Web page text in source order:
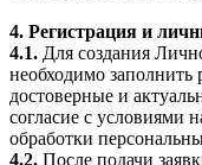
4. Регистрация и
4.1. Для создания
необходимо заполнить
достоверные и
согласие с условиями
обработки
4.2. После подачи